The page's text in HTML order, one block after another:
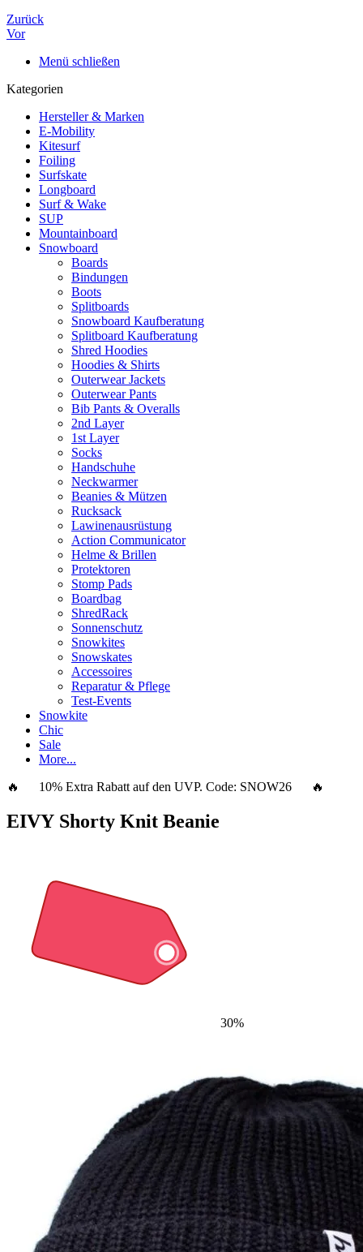
Zurück
Vor
Menü schließen
Kategorien
Hersteller & Marken
E-Mobility
Kitesurf
Foiling
Surfskate
Longboard
Surf & Wake
SUP
Mountainboard
Snowboard
Boards
Bindungen
Boots
Splitboards
Snowboard Kaufberatung
Splitboard Kaufberatung
Shred Hoodies
Hoodies & Shirts
Outerwear Jackets
Outerwear Pants
Bib Pants & Overalls
2nd Layer
1st Layer
Socks
Handschuhe
Neckwarmer
Beanies & Mützen
Rucksack
Lawinenausrüstung
Action Communicator
Helme & Brillen
Protektoren
Stomp Pads
Boardbag
ShredRack
Sonnenschutz
Snowkites
Snowskates
Accessoires
Reparatur & Pflege
Test-Events
Snowkite
Chic
Sale
More...
🔥 10% Extra Rabatt auf den UVP. Code: SNOW26 🔥
EIVY Shorty Knit Beanie
30%